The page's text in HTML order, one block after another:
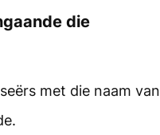
die
met die naam van